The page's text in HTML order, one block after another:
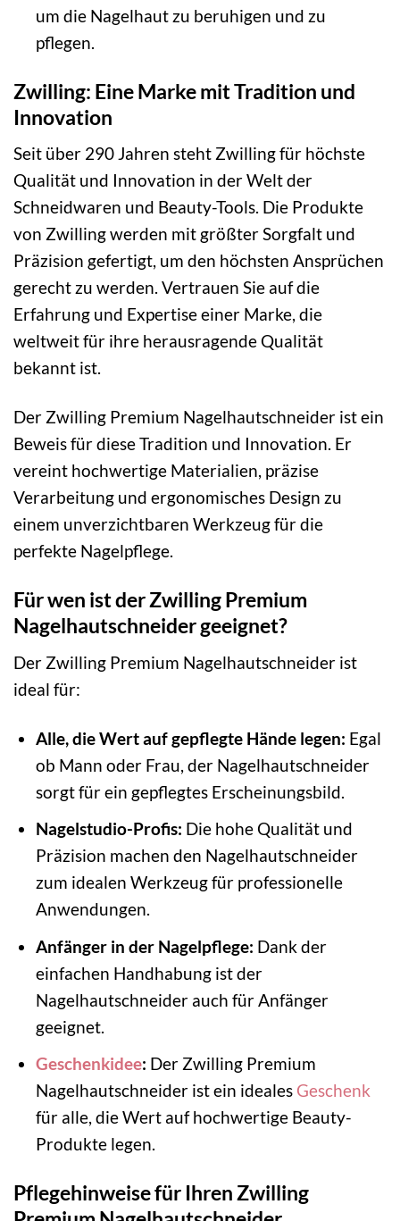
um die Nagelhaut zu beruhigen und zu
pflegen.
Zwilling: Eine Marke mit Tradition und
Innovation
Seit über 290 Jahren steht Zwilling für höchste
Qualität und Innovation in der Welt der
Schneidwaren und Beauty-Tools. Die Produkte
von Zwilling werden mit größter Sorgfalt und
Präzision gefertigt, um den höchsten Ansprüchen
gerecht zu werden. Vertrauen Sie auf die
Erfahrung und Expertise einer Marke, die
weltweit für ihre herausragende Qualität
bekannt ist.
Der Zwilling Premium Nagelhautschneider ist ein
Beweis für diese Tradition und Innovation. Er
vereint hochwertige Materialien, präzise
Verarbeitung und ergonomisches Design zu
einem unverzichtbaren Werkzeug für die
perfekte Nagelpflege.
Für wen ist der Zwilling Premium
Nagelhautschneider geeignet?
Der Zwilling Premium Nagelhautschneider ist
ideal für:
Alle, die Wert auf gepflegte Hände legen: Egal
ob Mann oder Frau, der Nagelhautschneider
sorgt für ein gepflegtes Erscheinungsbild.
Nagelstudio-Profis: Die hohe Qualität und
Präzision machen den Nagelhautschneider
zum idealen Werkzeug für professionelle
Anwendungen.
Anfänger in der Nagelpflege: Dank der
einfachen Handhabung ist der
Nagelhautschneider auch für Anfänger
geeignet.
Geschenkidee: Der Zwilling Premium
Nagelhautschneider ist ein ideales Geschenk
für alle, die Wert auf hochwertige Beauty-
Produkte legen.
Pflegehinweise für Ihren Zwilling